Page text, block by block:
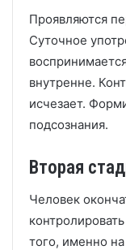
Проявляются
Суточное
внутренне.
исчезает.
подсознания.
Вторая
Человек
того, именно